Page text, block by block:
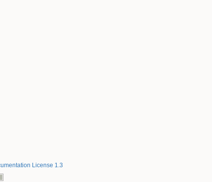
License 1.3